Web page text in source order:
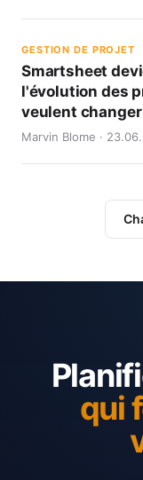
GESTION DE PROJET
Smartsheet
l'évolution des
veulent changer
Marvin Blome ·
qui